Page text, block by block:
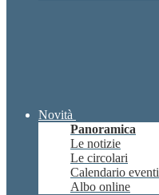
Novità
Panoramica
Le notizie
Le circolari
Calendario eventi
Albo online